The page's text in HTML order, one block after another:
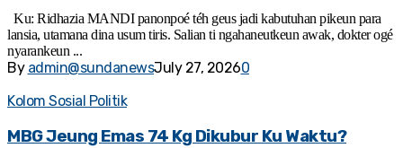
Ku: Ridhazia MANDI panonpoé téh geus jadi kabutuhan pikeun para
lansia, utamana dina usum tiris. Salian ti ngahaneutkeun awak, dokter ogé
nyarankeun ...
By admin@sundanewsJuly 27, 20260
Kolom Sosial Politik
MBG Jeung Emas 74 Kg Dikubur Ku Waktu?